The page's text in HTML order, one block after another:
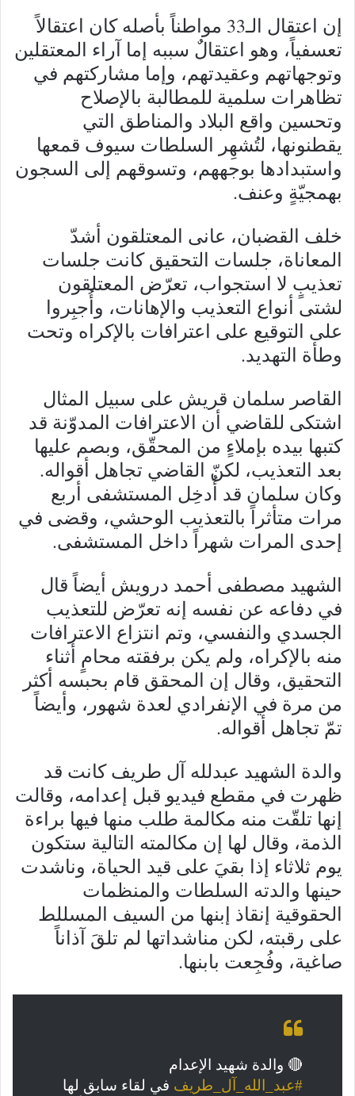
إن اعتقال الـ33 مواطناً بأصله كان اعتقالاً
تعسفياً، وهو اعتقالٌ سببه إما آراء المعتقلين
وتوجهاتهم وعقيدتهم، وإما مشاركتهم في
تظاهرات سلمية للمطالبة بالإصلاح
وتحسين واقع البلاد والمناطق التي
يقطنونها، لتُشهِر السلطات سيوف قمعها
واستبدادها بوجههم، وتسوقهم إلى السجون
بهمجيّةٍ وعنف.
خلف القضبان، عانى المعتلقون أشدّ
المعاناة، جلسات التحقيق كانت جلسات
تعذيبٍ لا استجواب، تعرّض المعتلقون
لشتى أنواع التعذيب والإهانات، وأُجبِروا
على التوقيع على اعترافات بالإكراه وتحت
وطأة التهديد.
القاصر سلمان قريش على سبيل المثال
اشتكى للقاضي أن الاعترافات المدوّنة قد
كتبها بيده بإملاءٍ من المحقّق، وبصم عليها
بعد التعذيب، لكنّ القاضي تجاهل أقواله.
وكان سلمان قد أُدخِل المستشفى أربع
مرات متأثراً بالتعذيب الوحشي، وقضى في
إحدى المرات شهراً داخل المستشفى.
الشهيد مصطفى أحمد درويش أيضاً قال
في دفاعه عن نفسه إنه تعرّض للتعذيب
الجسدي والنفسي، وتم انتزاع الاعترافات
منه بالإكراه، ولم يكن برفقته محامٍ أثناء
التحقيق، وقال إن المحقق قام بحبسه أكثر
من مرة في الإنفرادي لعدة شهور، وأيضاً
تمّ تجاهل أقواله.
والدة الشهيد عبدلله آل طريف كانت قد
ظهرت في مقطع فيديو قبل إعدامه، وقالت
إنها تلقّت منه مكالمة طلب منها فيها براءة
الذمة، وقال لها إن مكالمته التالية ستكون
يوم ثلاثاء إذا بقيَ على قيد الحياة، وناشدت
حينها والدته السلطات والمنظمات
الحقوقية إنقاذ إبنها من السيف المسللط
على رقبته، لكن مناشداتها لم تلقَ آذاناً
صاغية، وفُجِعت بابنها.
🔴 والدة شهيد الإعدام
#عبد_الله_آل_طريف في لقاء سابق لها